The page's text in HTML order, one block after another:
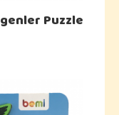
Puzzle